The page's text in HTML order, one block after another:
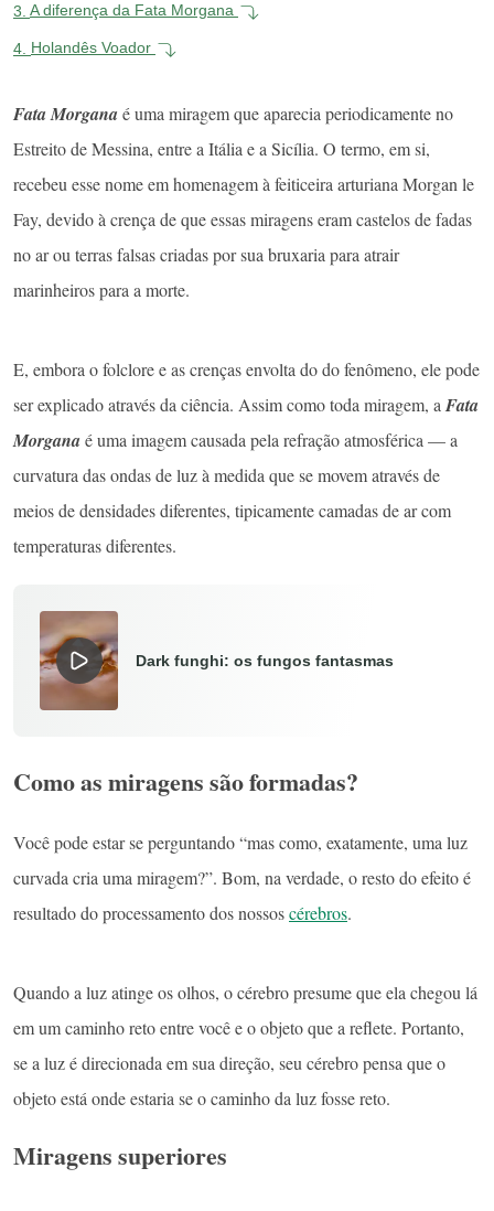
3. A diferença da Fata Morgana
4. Holandês Voador
Fata Morganaé uma miragem que aparecia periodicamente no
Estreito de Messina, entre a Itália e a Sicília. O termo, em si,
recebeu esse nome em homenagem à feiticeira arturiana Morgan le
Fay, devido à crença de que essas miragens eram castelos de fadas
no ar ou terras falsas criadas por sua bruxaria para atrair
marinheiros para a morte.
E, embora o folclore e as crenças envolta do do fenômeno, ele pode
ser explicado através da ciência. Assim como toda miragem, a Fata
Morganaé uma imagem causada pela refração atmosférica — a
curvatura das ondas de luz à medida que se movem através de
meios de densidades diferentes, tipicamente camadas de ar com
temperaturas diferentes.
Dark funghi: os fungos fantasmas
Como as miragens são formadas?
Você pode estar se perguntando “mas como, exatamente, uma luz
curvada cria uma miragem?”. Bom, na verdade, o resto do efeito é
resultado do processamento dos nossoscérebros.
Quando a luz atinge os olhos, o cérebro presume que ela chegou lá
em um caminho reto entre você e o objeto que a reflete. Portanto,
se a luz é direcionada em sua direção, seu cérebro pensa que o
objeto está onde estaria se o caminho da luz fosse reto.
Miragens superiores